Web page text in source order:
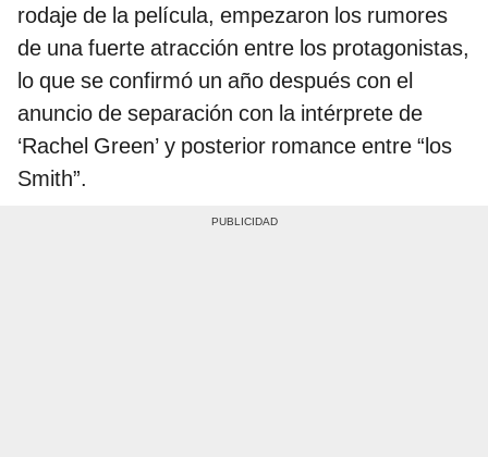
rodaje de la película, empezaron los rumores
de una fuerte atracción entre los protagonistas,
lo que se confirmó un año después con el
anuncio de separación con la intérprete de
‘Rachel Green’ y posterior romance entre “los
Smith”.